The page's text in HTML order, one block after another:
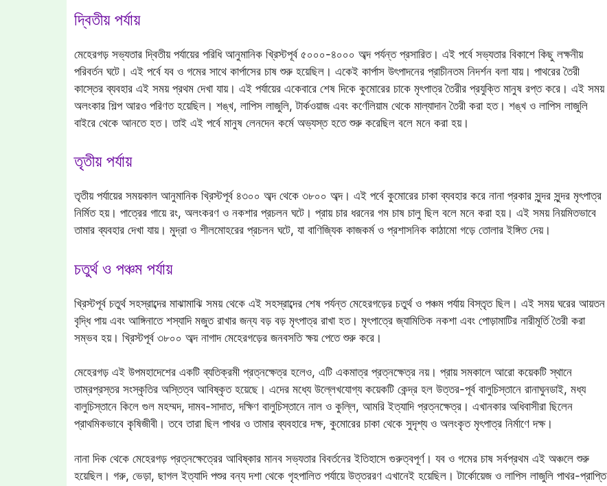
দ্বিতীয় পর্যায়
মেহেরগড় সভ্যতার দ্বিতীয় পর্যায়ের পরিধি আনুমানিক খ্রিস্টপূর্ব ৫০০০-৪০০০ অব্দ পর্যন্ত প্রসারিত। এই পর্বে সভ্যতার বিকাশে কিছু লক্ষনীয়
পরিবর্তন ঘটে। এই পর্বে যব ও গমের সাথে কার্পাসের চাষ শুরু হয়েছিল। একেই কার্পাস উৎপাদনের প্রাচীনতম নিদর্শন বলা যায়। পাথরের তৈরী
কাস্তের ব্যবহার এই সময় প্রথম দেখা যায়। এই পর্যায়ের একেবারে শেষ দিকে কুমোরের চাকে মৃৎপাত্র তৈরীর প্রযুক্তি মানুষ রপ্ত করে। এই সময়
অলংকার শিল্প আরও পরিণত হয়েছিল। শঙ্খ, লাপিস লাজুলি, টার্কওয়াজ এবং কর্ণেলিয়াম থেকে মাল্যাদান তৈরী করা হত। শঙ্খ ও লাপিস লাজুলি
বাইরে থেকে আনতে হত। তাই এই পর্বে মানুষ লেনদেন কর্মে অভ্যস্ত হতে শুরু করেছিল বলে মনে করা হয়।
তৃতীয় পর্যায়
তৃতীয় পর্যায়ের সময়কাল আনুমানিক খ্রিস্টপূর্ব ৪৩০০ অব্দ থেকে ৩৮০০ অব্দ। এই পর্বে কুমোরের চাকা ব্যবহার করে নানা প্রকার সুন্দর সুন্দর মৃৎপাত্র
নির্মিত হয়। পাত্রের গায়ে রং, অলংকরণ ও নকশার প্রচলন ঘটে। প্রায় চার ধরনের গম চাষ চালু ছিল বলে মনে করা হয়। এই সময় নিয়মিতভাবে
তামার ব্যবহার দেখা যায়। মুদ্রা ও শীলমোহরের প্রচলন ঘটে, যা বাণিজ্যিক কাজকর্ম ও প্রশাসনিক কাঠামো গড়ে তোলার ইঙ্গিত দেয়।
চতুর্থ ও পঞ্চম পর্যায়
খ্রিস্টপূর্ব চতুর্থ সহস্রাব্দের মাঝামাঝি সময় থেকে এই সহস্রাব্দের শেষ পর্যন্ত মেহেরগড়ের চতুর্থ ও পঞ্চম পর্যায় বিস্তৃত ছিল। এই সময় ঘরের আয়তন
বৃদ্ধি পায় এবং আঙ্গিনাতে শস্যাদি মজুত রাখার জন্য বড় বড় মৃৎপাত্র রাখা হত। মৃৎপাত্রে জ্যামিতিক নকশা এবং পোড়ামাটির নারীমূর্তি তৈরী করা
সম্ভব হয়। খ্রিস্টপূর্ব ৩৮০০ অব্দ নাগাদ মেহেরগড়ের জনবসতি ক্ষয় পেতে শুরু করে।
মেহেরগড় এই উপমহাদেশের একটি ব্যতিক্রমী প্রত্নক্ষেত্র হলেও, এটি একমাত্র প্রত্নক্ষেত্র নয়। প্রায় সমকালে আরো কয়েকটি স্থানে
তাম্রপ্রস্তর সংস্কৃতির অস্তিত্ব আবিষ্কৃত হয়েছে। এদের মধ্যে উল্লেখযোগ্য কয়েকটি কেন্দ্র হল উত্তর-পূর্ব বালুচিস্তানে রানাঘুনডাই, মধ্য
বালুচিস্তানে কিলে গুল মহম্মদ, দামব-সাদাত, দক্ষিণ বালুচিস্তানে নাল ও কুল্লি, আমরি ইত্যাদি প্রত্নক্ষেত্র। এখানকার অধিবাসীরা ছিলেন
প্রাথমিকভাবে কৃষিজীবী। তবে তারা ছিল পাথর ও তামার ব্যবহারে দক্ষ, কুমোরের চাকা থেকে সুদৃশ্য ও অলংকৃত মৃৎপাত্র নির্মাণে দক্ষ।
নানা দিক থেকে মেহেরগড় প্রত্নক্ষেত্রের আবিষ্কার মানব সভ্যতার বিবর্তনের ইতিহাসে গুরুত্বপূর্ণ। যব ও গমের চাষ সর্বপ্রথম এই অঞ্চলে শুরু
হয়েছিল। গরু, ভেড়া, ছাগল ইত্যাদি পশুর বন্য দশা থেকে গৃহপালিত পর্যায়ে উত্তররণ এখানেই হয়েছিল। টার্কোয়েজ ও লাপিস লাজুলি পাথর-প্রাপ্তি